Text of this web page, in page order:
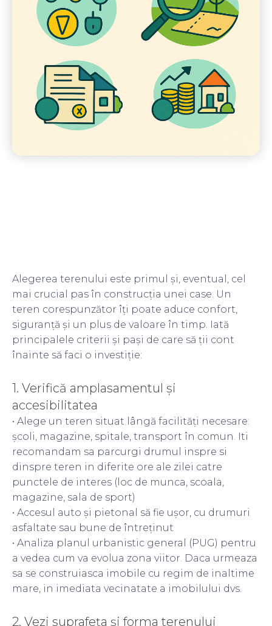
Alegerea terenului este primul și, eventual, cel
mai crucial pas în construcția unei case. Un
teren corespunzător îți poate aduce confort,
siguranță și un plus de valoare în timp. Iată
principalele criterii și pași de care să ții cont
înainte să faci o investiție:
1. Verifică amplasamentul și
accesibilitatea
• Alege un teren situat lângă facilități necesare:
școli, magazine, spitale, transport în comun. Iti
recomandam sa parcurgi drumul inspre si
dinspre teren in diferite ore ale zilei catre
punctele de interes (loc de munca, scoala,
magazine, sala de sport)
• Accesul auto și pietonal să fie ușor, cu drumuri
asfaltate sau bune de întreținut
• Analiza planul urbanistic general (PUG) pentru
a vedea cum va evolua zona viitor. Daca urmeaza
sa se construiasca imobile cu regim de inaltime
mare, in imediata vecinatate a imobilului dvs.
2. Vezi suprafeța și forma terenului